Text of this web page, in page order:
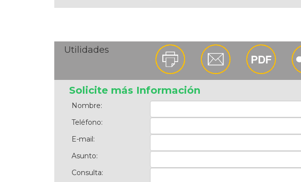
Utilidades
Solicite más Información
Nombre:
Teléfono:
E-mail:
Asunto:
Consulta: